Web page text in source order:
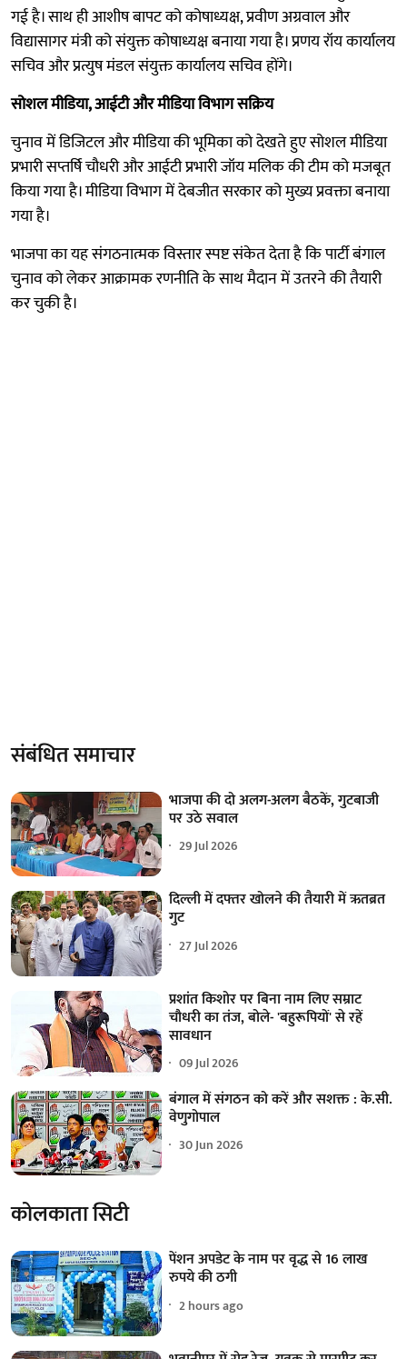
गई है। साथ ही आशीष बापट को कोषाध्यक्ष, प्रवीण अग्रवाल और
विद्यासागर मंत्री को संयुक्त कोषाध्यक्ष बनाया गया है। प्रणय रॉय कार्यालय
सचिव और प्रत्युष मंडल संयुक्त कार्यालय सचिव होंगे।
सोशल मीडिया, आईटी और मीडिया विभाग सक्रिय
चुनाव में डिजिटल और मीडिया की भूमिका को देखते हुए सोशल मीडिया
प्रभारी सप्तर्षि चौधरी और आईटी प्रभारी जॉय मलिक की टीम को मजबूत
किया गया है। मीडिया विभाग में देबजीत सरकार को मुख्य प्रवक्ता बनाया
गया है।
भाजपा का यह संगठनात्मक विस्तार स्पष्ट संकेत देता है कि पार्टी बंगाल
चुनाव को लेकर आक्रामक रणनीति के साथ मैदान में उतरने की तैयारी
कर चुकी है।
संबंधित समाचार
भाजपा की दो अलग-अलग बैठकें, गुटबाजी
पर उठे सवाल
29 Jul 2026
दिल्ली में दफ्तर खोलने की तैयारी में ऋतब्रत
गुट
27 Jul 2026
प्रशांत किशोर पर बिना नाम लिए सम्राट
चौधरी का तंज, बोले- 'बहुरूपियों' से रहें
सावधान
09 Jul 2026
बंगाल में संगठन को करें और सशक्त : के.सी.
वेणुगोपाल
30 Jun 2026
कोलकाता सिटी
पेंशन अपडेट के नाम पर वृद्ध से 16 लाख
रुपये की ठगी
2 hours ago